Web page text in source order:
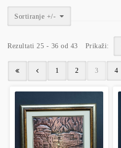
Sortiranje +/-
Rezultati 25 - 36 od 43 Prikaži:
1 2 3 4